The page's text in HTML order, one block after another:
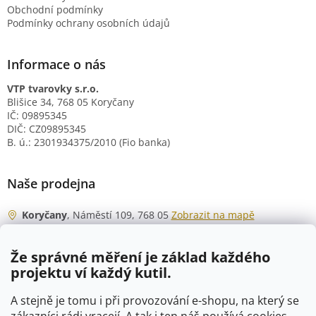
Že správné měření je základ každého
projektu ví každý kutil.
A stejně je tomu i při provozování e-shopu, na který se
Obchodní podmínky
Podmínky ochrany osobních údajů
Informace o nás
VTP tvarovky s.r.o.
Blišice 34, 768 05 Koryčany
IČ: 09895345
DIČ: CZ09895345
B. ú.: 2301934375/2010 (Fio banka)
Naše prodejna
Koryčany, Náměstí 109, 768 05 Zobrazit na mapě
Po - Čt
06:00 - 07:00
07:30 - 15:30
Pá
06:00 - 07:00
07:30 - 15:00